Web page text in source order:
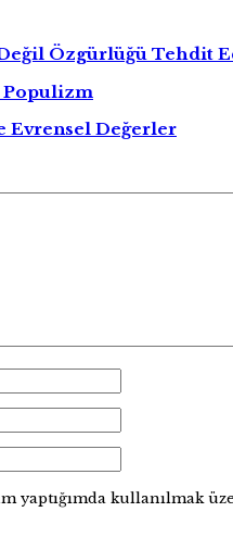
Özgürlüğü Tehdit
Populizm
Evrensel Değerler
yaptığımda kullanılmak